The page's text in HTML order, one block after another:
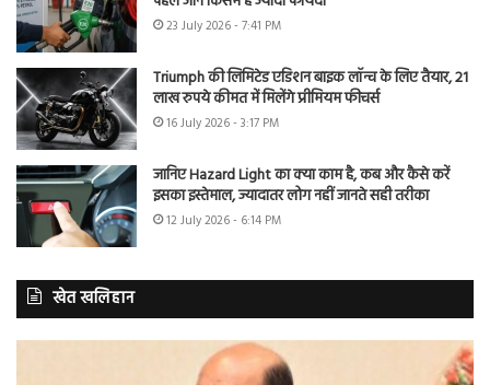
23 July 2026 - 7:41 PM
Triumph की लिमिटेड एडिशन बाइक लॉन्च के लिए तैयार, 21
लाख रुपये कीमत में मिलेंगे प्रीमियम फीचर्स
16 July 2026 - 3:17 PM
जानिए Hazard Light का क्या काम है, कब और कैसे करें
इसका इस्तेमाल, ज्यादातर लोग नहीं जानते सही तरीका
12 July 2026 - 6:14 PM
खेत खलिहान